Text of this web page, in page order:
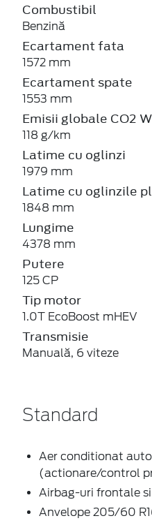
Combustibil
Benzină
Ecartament fata
1572 mm
Ecartament spate
1553 mm
Emisii globale CO2
118 g/km
Latime cu oglinzi
1979 mm
Latime cu oglinzile
1848 mm
Lungime
4378 mm
Putere
125 CP
Tip motor
1.0T EcoBoost mHEV
Transmisie
Manuală, 6 viteze
Standard
Aer conditionat
(actionare/control
Airbag-uri frontale
Anvelope 205/60